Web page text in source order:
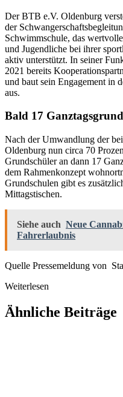
Der BTB e.V. Oldenburg
der
Schwimmschule, das
und Jugendliche bei ihrer
aktiv unterstützt. In seiner
2021 bereits
und baut sein Engagement in
aus.
Bald 17
Nach der Umwandlung der
Oldenburg nun circa 70
Grundschüler an dann 17
dem Rahmenkonzept
Grundschulen gibt es
Mittagstischen.
Siehe auch Neue
Fahrerlaubnis
Quelle Pressemeldung von
Weiterlesen
Ähnliche Beiträge